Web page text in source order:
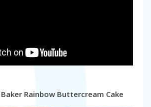
Rainbow Buttercream Cake